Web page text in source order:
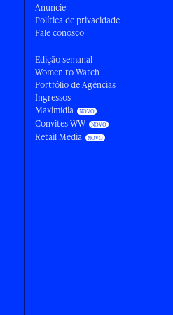
Anuncie
Política de privacidade
Fale conosco
Edição semanal
Women to Watch
Portfólio de Agências
Ingressos
Maximídia
Convites WW
Retail Media